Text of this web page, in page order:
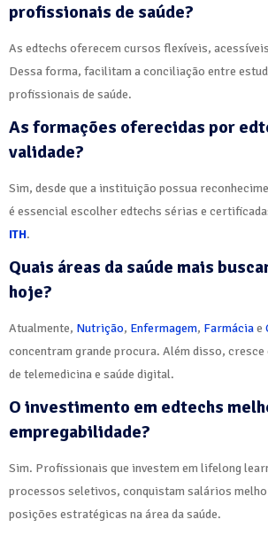
profissionais de saúde?
As edtechs oferecem cursos flexíveis,
Dessa forma, facilitam a conciliação entre
profissionais de saúde.
As formações oferecidas por
validade?
Sim, desde que a instituição possua
é essencial escolher edtechs sérias e
ITH.
Quais áreas da saúde mais
hoje?
Atualmente, Nutrição, Enfermagem, Farmáciae
concentram grande procura. Além disso,
de telemedicina e saúde digital.
O investimento em edtechs
empregabilidade?
Sim. Profissionais que investem em lifelong
processos seletivos, conquistam salários
posições estratégicas na área da saúde.